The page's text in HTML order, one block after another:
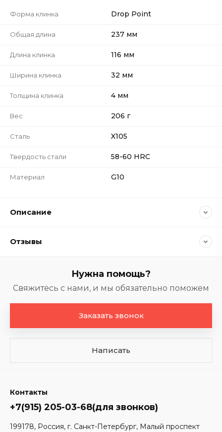
Форма клинка Drop Point
Общая длина 237 мм
Длина клинка 116 мм
Ширина клинка 32 мм
Толщина клинка 4 мм
Вес 206 г
Сталь X105
Твердость стали 58-60 HRC
Материал G10
Описание
Отзывы
Нужна помощь?
Свяжитесь с нами, и мы обязательно поможем
Заказать звонок
Написать
Контакты
+7(915) 205-03-68(для звонков)
199178, Россия, г. Санкт-Петербург, Малый проспект